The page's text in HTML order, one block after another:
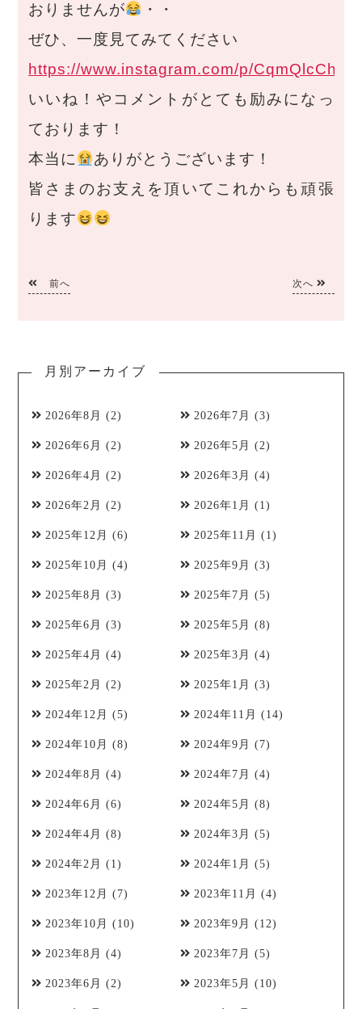
おりませんが
・・
ぜひ、一度見てみてください
https://www.instagram.com/p/
いいね！やコメントがとても励みになっ
ております！
本当に
ありがとうございます！
皆さまのお支えを頂いてこれからも頑張
ります
前へ 次へ
月別アーカイブ
2026年8月 (2) 2026年7月 (3)
2026年6月 (2) 2026年5月 (2)
2026年4月 (2) 2026年3月 (4)
2026年2月 (2) 2026年1月 (1)
2025年12月 (6) 2025年11月 (1)
2025年10月 (4) 2025年9月 (3)
2025年8月 (3) 2025年7月 (5)
2025年6月 (3) 2025年5月 (8)
2025年4月 (4) 2025年3月 (4)
2025年2月 (2) 2025年1月 (3)
2024年12月 (5) 2024年11月 (14)
2024年10月 (8) 2024年9月 (7)
2024年8月 (4) 2024年7月 (4)
2024年6月 (6) 2024年5月 (8)
2024年4月 (8) 2024年3月 (5)
2024年2月 (1) 2024年1月 (5)
2023年12月 (7) 2023年11月 (4)
2023年10月 (10) 2023年9月 (12)
2023年8月 (4) 2023年7月 (5)
2023年6月 (2) 2023年5月 (10)